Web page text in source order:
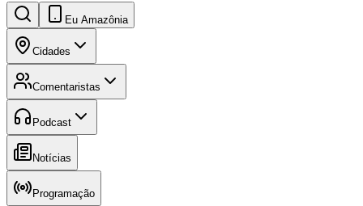
Eu Amazônia
Cidades
Comentaristas
Podcast
Notícias
Programação